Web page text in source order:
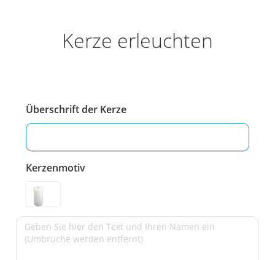
Kerze erleuchten
Überschrift der Kerze
Kerzenmotiv